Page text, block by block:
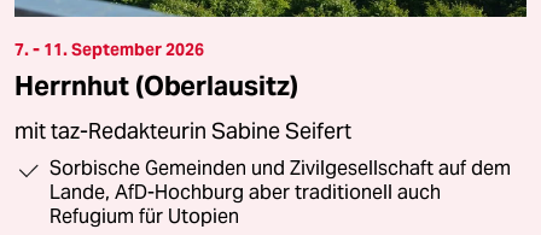
7. - 11. September 2026
Herrnhut (Oberlausitz)
mit taz-Redakteurin Sabine Seifert
Sorbische Gemeinden und Zivilgesellschaft auf dem
Lande, AfD-Hochburg aber traditionell auch
Refugium für Utopien